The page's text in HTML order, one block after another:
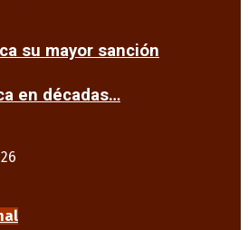
su mayor sanción
en décadas…